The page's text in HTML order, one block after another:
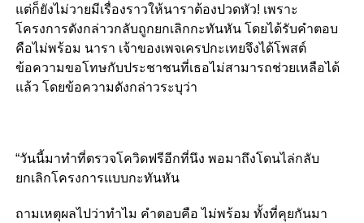
แต่ก็ยังไม่วายมีเรื่องราวให้นาราต้องปวดหัว! เพราะ
โครงการดังกล่าวกลับถูกยกเลิกกะทันหัน โดยได้รับคำตอบ
คือไม่พร้อม นารา เจ้าของเพจเครปกะเทยจึงได้โพสต์
ข้อความขอโทษกับประชาชนที่เธอไม่สามารถช่วยเหลือได้
แล้ว โดยข้อความดังกล่าวระบุว่า
“วันนี้มาทำที่ตรวจโควิดฟรีอีกที่นึง พอมาถึงโดนไล่กลับ
ยกเลิกโครงการแบบกะทันหัน
ถามเหตุผลไปว่าทำไม คำตอบคือ ไม่พร้อม ทั้งที่คุยกันมา